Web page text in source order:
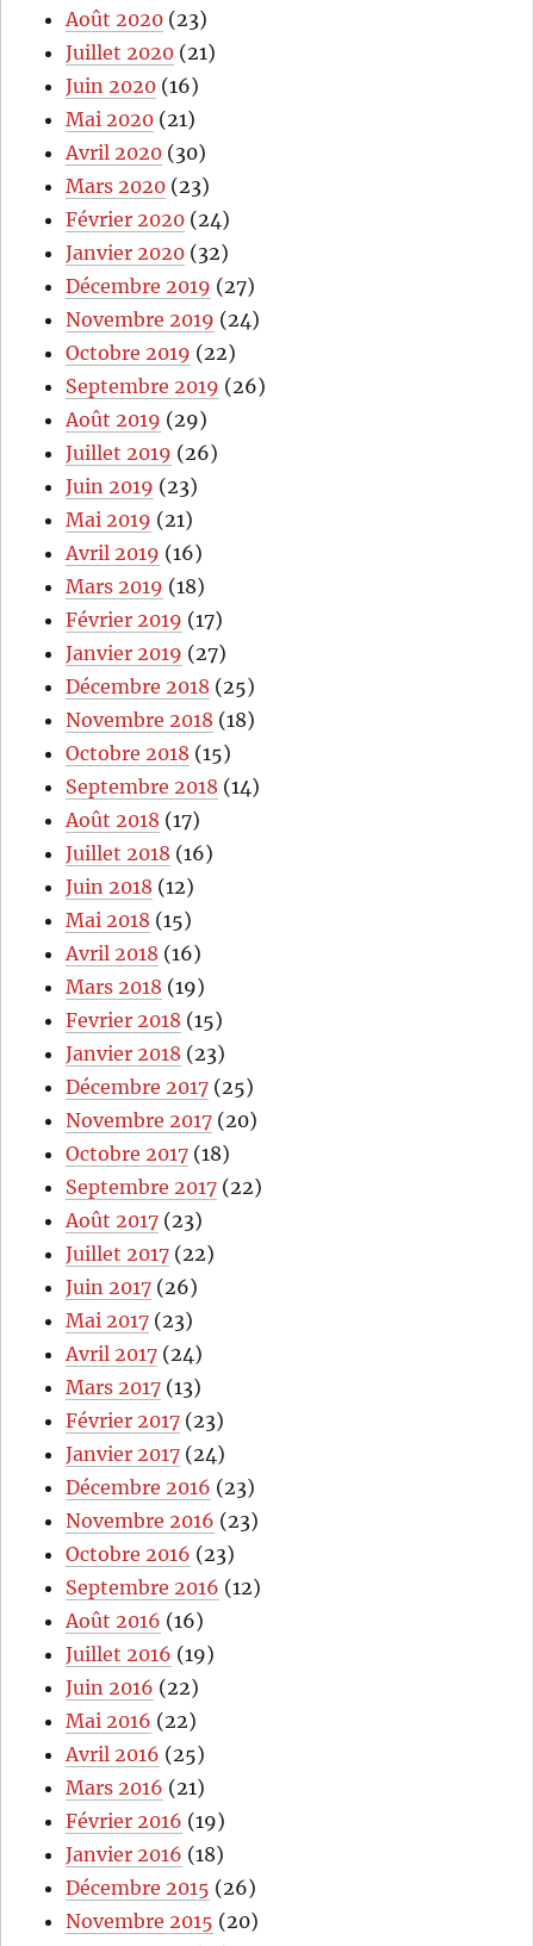
Août 2020 (23)
Juillet 2020 (21)
Juin 2020 (16)
Mai 2020 (21)
Avril 2020 (30)
Mars 2020 (23)
Février 2020 (24)
Janvier 2020 (32)
Décembre 2019 (27)
Novembre 2019 (24)
Octobre 2019 (22)
Septembre 2019 (26)
Août 2019 (29)
Juillet 2019 (26)
Juin 2019 (23)
Mai 2019 (21)
Avril 2019 (16)
Mars 2019 (18)
Février 2019 (17)
Janvier 2019 (27)
Décembre 2018 (25)
Novembre 2018 (18)
Octobre 2018 (15)
Septembre 2018 (14)
Août 2018 (17)
Juillet 2018 (16)
Juin 2018 (12)
Mai 2018 (15)
Avril 2018 (16)
Mars 2018 (19)
Fevrier 2018 (15)
Janvier 2018 (23)
Décembre 2017 (25)
Novembre 2017 (20)
Octobre 2017 (18)
Septembre 2017 (22)
Août 2017 (23)
Juillet 2017 (22)
Juin 2017 (26)
Mai 2017 (23)
Avril 2017 (24)
Mars 2017 (13)
Février 2017 (23)
Janvier 2017 (24)
Décembre 2016 (23)
Novembre 2016 (23)
Octobre 2016 (23)
Septembre 2016 (12)
Août 2016 (16)
Juillet 2016 (19)
Juin 2016 (22)
Mai 2016 (22)
Avril 2016 (25)
Mars 2016 (21)
Février 2016 (19)
Janvier 2016 (18)
Décembre 2015 (26)
Novembre 2015 (20)